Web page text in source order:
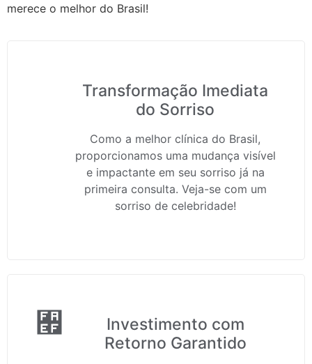
merece o melhor do Brasil!
Transformação Imediata
do Sorriso
Como a melhor clínica do Brasil,
proporcionamos uma mudança visível
e impactante em seu sorriso já na
primeira consulta. Veja-se com um
sorriso de celebridade!
Investimento com
Retorno Garantido